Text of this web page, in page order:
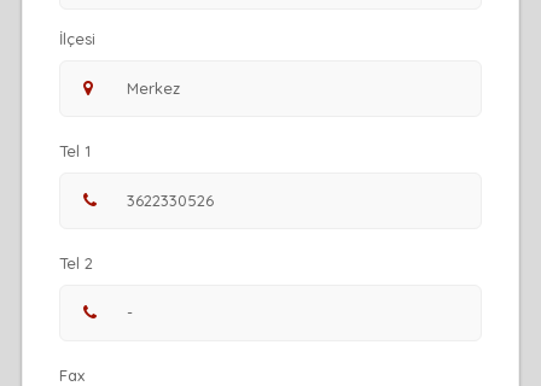
İlçesi
Tel 1
Tel 2
Fax